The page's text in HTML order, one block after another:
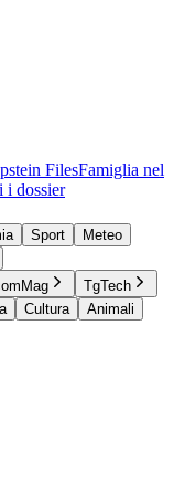
FilesFamiglia nel
i dossier
Sport
Meteo
TgTech
Cultura
Animali